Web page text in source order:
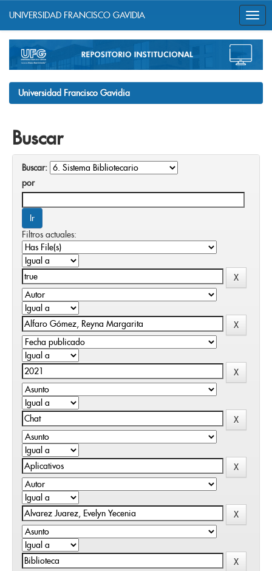
navigation
UNIVERSIDAD FRANCISCO GAVIDIA
Universidad Francisco Gavidia
Buscar
Buscar:
por
Filtros actuales: